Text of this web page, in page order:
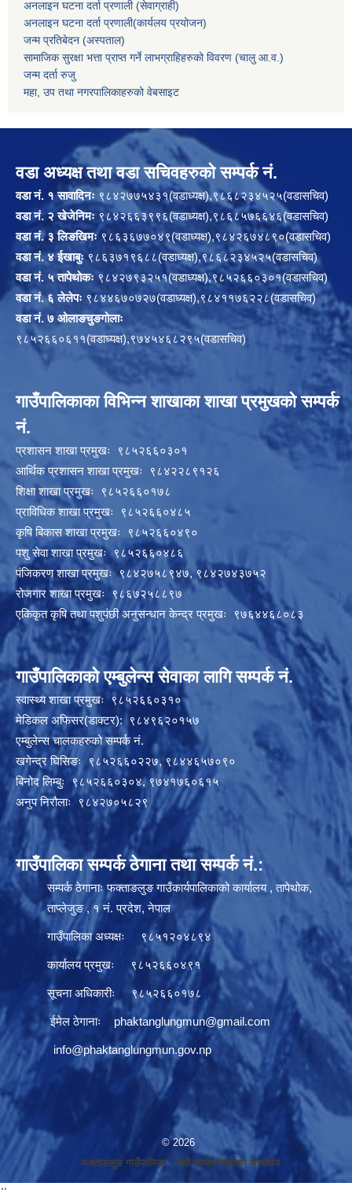
अनलाइन घटना दर्ता प्रणाली (सेवाग्राही)
अनलाइन घटना दर्ता प्रणाली(कार्यलय प्रयोजन)
जन्म प्रतिबेदन (अस्पताल)
सामाजिक सुरक्षा भत्ता प्राप्त गर्ने लाभग्राहिहरुको विवरण (चालु आ.व.)
जन्म दर्ता रुजु
महा, उप तथा नगरपालिकाहरुको वेबसाइट
वडा अध्यक्ष तथा वडा सचिवहरुको सम्पर्क नं.
वडा नं. १ सावादिनः ९८४२७७५४३१(वडाध्यक्ष),९८६८२३४५२५(वडासचिव)
वडा नं. २ खेजेनिमः९८४२६६३९९६(वडाध्यक्ष),९८६८५७६६४६(वडासचिव)
वडा नं. ३ लिङखिमः९८६३६७७०४९(वडाध्यक्ष),९८४२६७४८९०(वडासचिव)
वडा नं. ४ ईखाबुः९८६३७१९६८८(वडाध्यक्ष),९८६८२३४५२५(वडासचिव)
वडा नं. ५ तापेथोकः ९८४२७९३२५१(वडाध्यक्ष),९८५२६६०३०१(वडासचिव)
वडा नं. ६ लेलेपः ९८४४६७०७२७(वडाध्यक्ष),९८४११७६२२८(वडासचिव)
वडा नं. ७ ओलाङचुङगोलाः
९८५२६६०६११(वडाध्यक्ष),९७४५४६८२९५(वडासचिव)
गाउँपालिकाका विभिन्न शाखाका शाखा प्रमुखको सम्पर्क
नं.
प्रशासन शाखा प्रमुखः ९८५२६६०३०१
आर्थिक प्रशासन शाखा प्रमुखः ९८४२२८९१२६
शिक्षा शाखा प्रमुखः ९८५२६६०१७८
प्राविधिक शाखा प्रमुखः ९८५२६६०४८५
कृषि बिकास शाखा प्रमुखः ९८५२६६०४९०
पशु सेवा शाखा प्रमुखः ९८५२६६०४८६
पंजिकरण शाखा प्रमुखः ९८४२७५८९४७, ९८४२७४३७५२
रोजगार शाखा प्रमुखः ९८६७२५८८९७
एकिकृत कृषि तथा पशुपंछी अनुसन्धान केन्द्र प्रमुखः ९७६४४६८०८३
गाउँपालिकाको एम्बुलेन्स सेवाका लागि सम्पर्क नं.
स्वास्थ्य शाखा प्रमुखः ९८५२६६०३१०
मेडिकल अफिसर(डाक्टर): ९८४९६२०१५७
एम्बुलेन्स चालकहरुको सम्पर्क नं.
खगेन्द्र घिसिङः ९८५२६६०२२७, ९८४४६५७०९०
बिनोद लिम्बुः ९८५२६६०३०४, ९७४१७६०६१५
अनुप निरौलाः ९८४२७०५८२९
गाउँपालिका सम्पर्क ठेगाना तथा सम्पर्क नं.:
सम्पर्क ठेगानाः फक्ताङलुङ गाउँकार्यपालिकाको कार्यालय , तापेथोक,
ताप्लेजुङ , १ नं. प्रदेश, नेपाल
गाउँपालिका अध्यक्षः ९८५१२०४८९४
कार्यालय प्रमुखः ९८५२६६०४९१
सूचना अधिकारीः ९८५२६६०१७८
ईमेल ठेगानाः phaktanglungmun@gmail.com
info@phaktanglungmun.gov.np
© 2026
फक्ताङलुङ गाउँपालिका , गाउँ कार्यपालिकाको कार्यालय